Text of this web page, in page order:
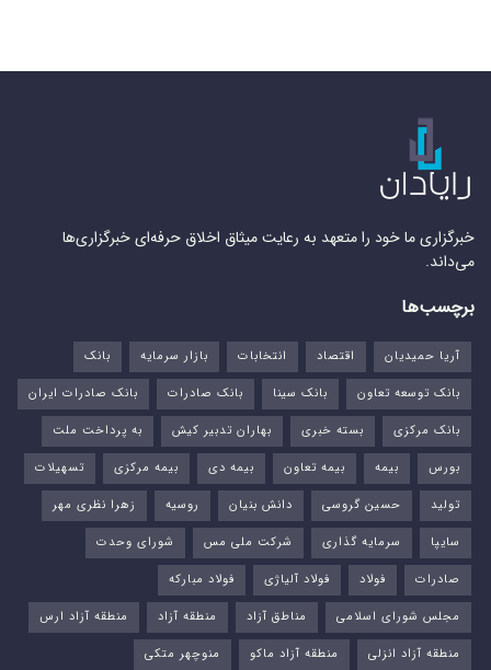
خبرگزاری ما خود را متعهد به رعایت میثاق اخلاق حرفه‌ای خبرگزاری‌ها
می‌داند.
برچسب‌ها
آریا حمیدیان اقتصاد انتخابات بازار سرمایه
بانک
بانک توسعه تعاون
بانک سینا بانک صادرات
بانک صادرات ایران
بانک مرکزی
بسته خبری بهاران تدبیر کیش
به پرداخت ملت
بورس‌
بیمه بیمه تعاون بیمه دی بیمه مرکزی
تسهیلات
تولید
حسین گروسی دانش بنیان روسیه
زهرا نظری مهر
سایپا
سرمایه گذاری شرکت ملی مس
شورای وحدت
صادرات
فولاد فولاد آلیاژی
فولاد مبارکه
مجلس شورای اسلامی
مناطق آزاد منطقه آزاد
منطقه آزاد ارس
منطقه آزاد انزلی
منطقه آزاد ماکو منوچهر متکی